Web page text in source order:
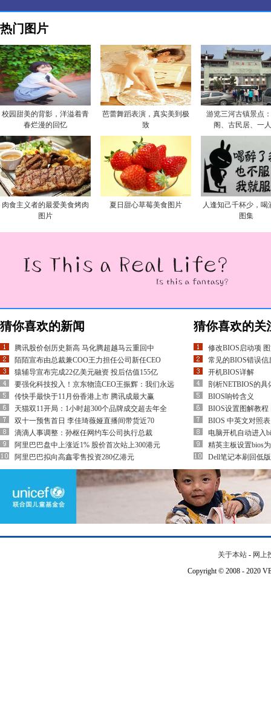
热门图片
校园甜美的背影，洋溢着青
春烂漫的回忆
芭蕾舞蹈表演，真实美到极
致
游览三河古镇景点
阁、古民居、一
肉食主义者的最爱美食烤肉
图片
夏日甜心草莓美食图片
人逢知己千杯少，喝
图集
猜你喜欢的新闻
腾讯股价创历史新高 马化腾超越马云重回中
陌陌宣布由总裁兼COO王力担任公司新任CEO
猿辅导宣布完成22亿美元融资 投后估值155亿
要强化科技投入！京东物流CEO王振辉：我们永远
传快手最快于11月份香港上市 腾讯成最大赢
天猫双11开局：1小时超300个品牌成交超去年全
双十一预售首日 李佳琦薇娅直播间带货近70
滴滴人事调整：孙枢任网约车公司执行总裁
阿里巴巴盘中上涨近1% 股价首次站上300港元
阿里巴巴拟向高鑫零售投资280亿港元
猜你喜欢的关
修改BIOS启动项
常见的BIOS错误
开机BIOS详解
剖析NETBIOS的具
BIOS响铃含义
BIOS设置图解教程
BIOS 中英文对照
电脑开机自动进入
精英主板设置bios
Dell笔记本刷回低
关于本站 - 网上
Copyright © 2008 - 2020